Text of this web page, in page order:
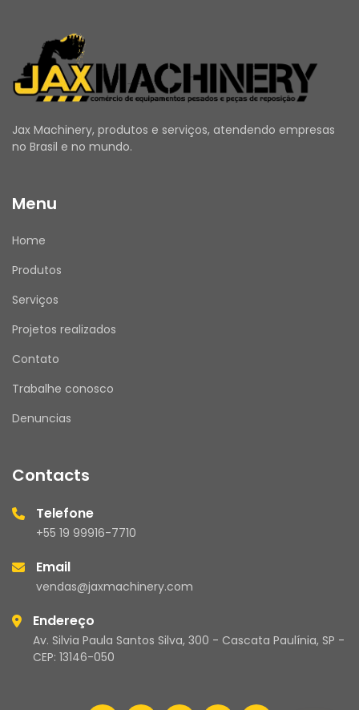
Jax Machinery, produtos e serviços, atendendo empresas
no Brasil e no mundo.
Menu
Home
Produtos
Serviços
Projetos realizados
Contato
Trabalhe conosco
Denuncias
Contacts
Telefone
+55 19 99916-7710
Email
vendas@jaxmachinery.com
Endereço
Av. Silvia Paula Santos Silva, 300 - Cascata Paulínia, SP -
CEP: 13146-050